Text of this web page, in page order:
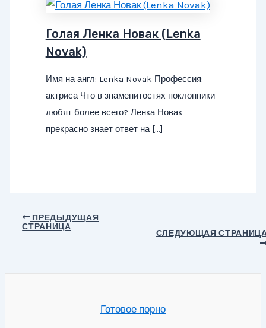
Голая Ленка Новак (Lenka
Novak)
Имя на англ: Lenka Novak Профессия:
актриса Что в знаменитостях поклонники
любят более всего? Ленка Новак
прекрасно знает ответ на […]
Навигация
ПРЕДЫДУЩАЯ
СТРАНИЦА
СЛЕДУЮЩАЯ
Готовое порно